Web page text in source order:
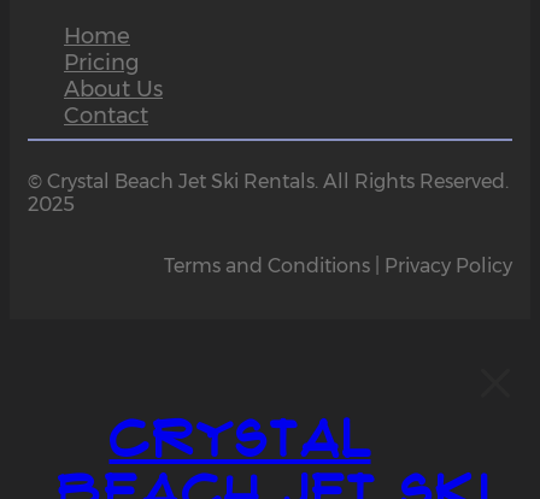
Home
Pricing
About Us
Contact
© Crystal Beach Jet Ski Rentals. All Rights Reserved.
2025
Terms and Conditions | Privacy Policy
Crystal